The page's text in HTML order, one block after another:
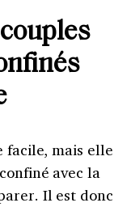
facile, mais elle
avec la
Il est donc